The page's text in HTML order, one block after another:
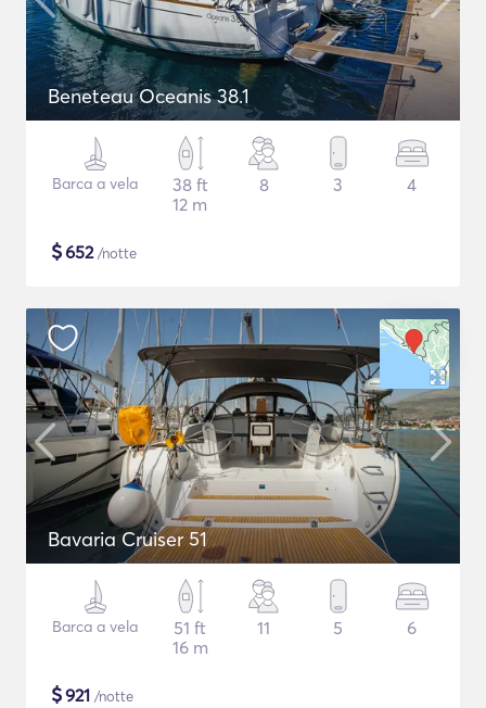
Beneteau Oceanis 38.1
Barca a vela
38 ft
12 m
8 3 4
$652/notte
Bavaria Cruiser 51
Barca a vela
51 ft
16 m
11 5 6
$921 /notte